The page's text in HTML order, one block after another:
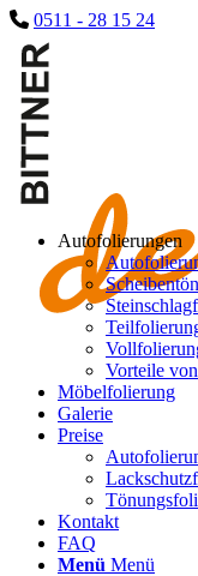
0511 - 28 15 24
Autofolierungen
Vorteile
Möbelfolierung
Galerie
Preise
Kontakt
FAQ
Menü Menü